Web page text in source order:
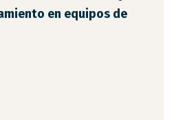
en equipos de